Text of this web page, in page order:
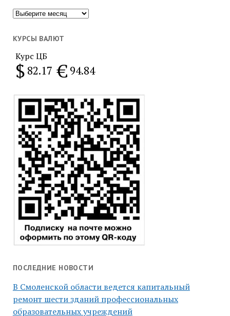
Популярное
месяц
КУРСЫ ВАЛЮТ
Курс ЦБ
$ 82.17 € 94.84
ПОСЛЕДНИЕ НОВОСТИ
В Смоленской области ведется капитальный
ремонт шести зданий профессиональных
образовательных учреждений